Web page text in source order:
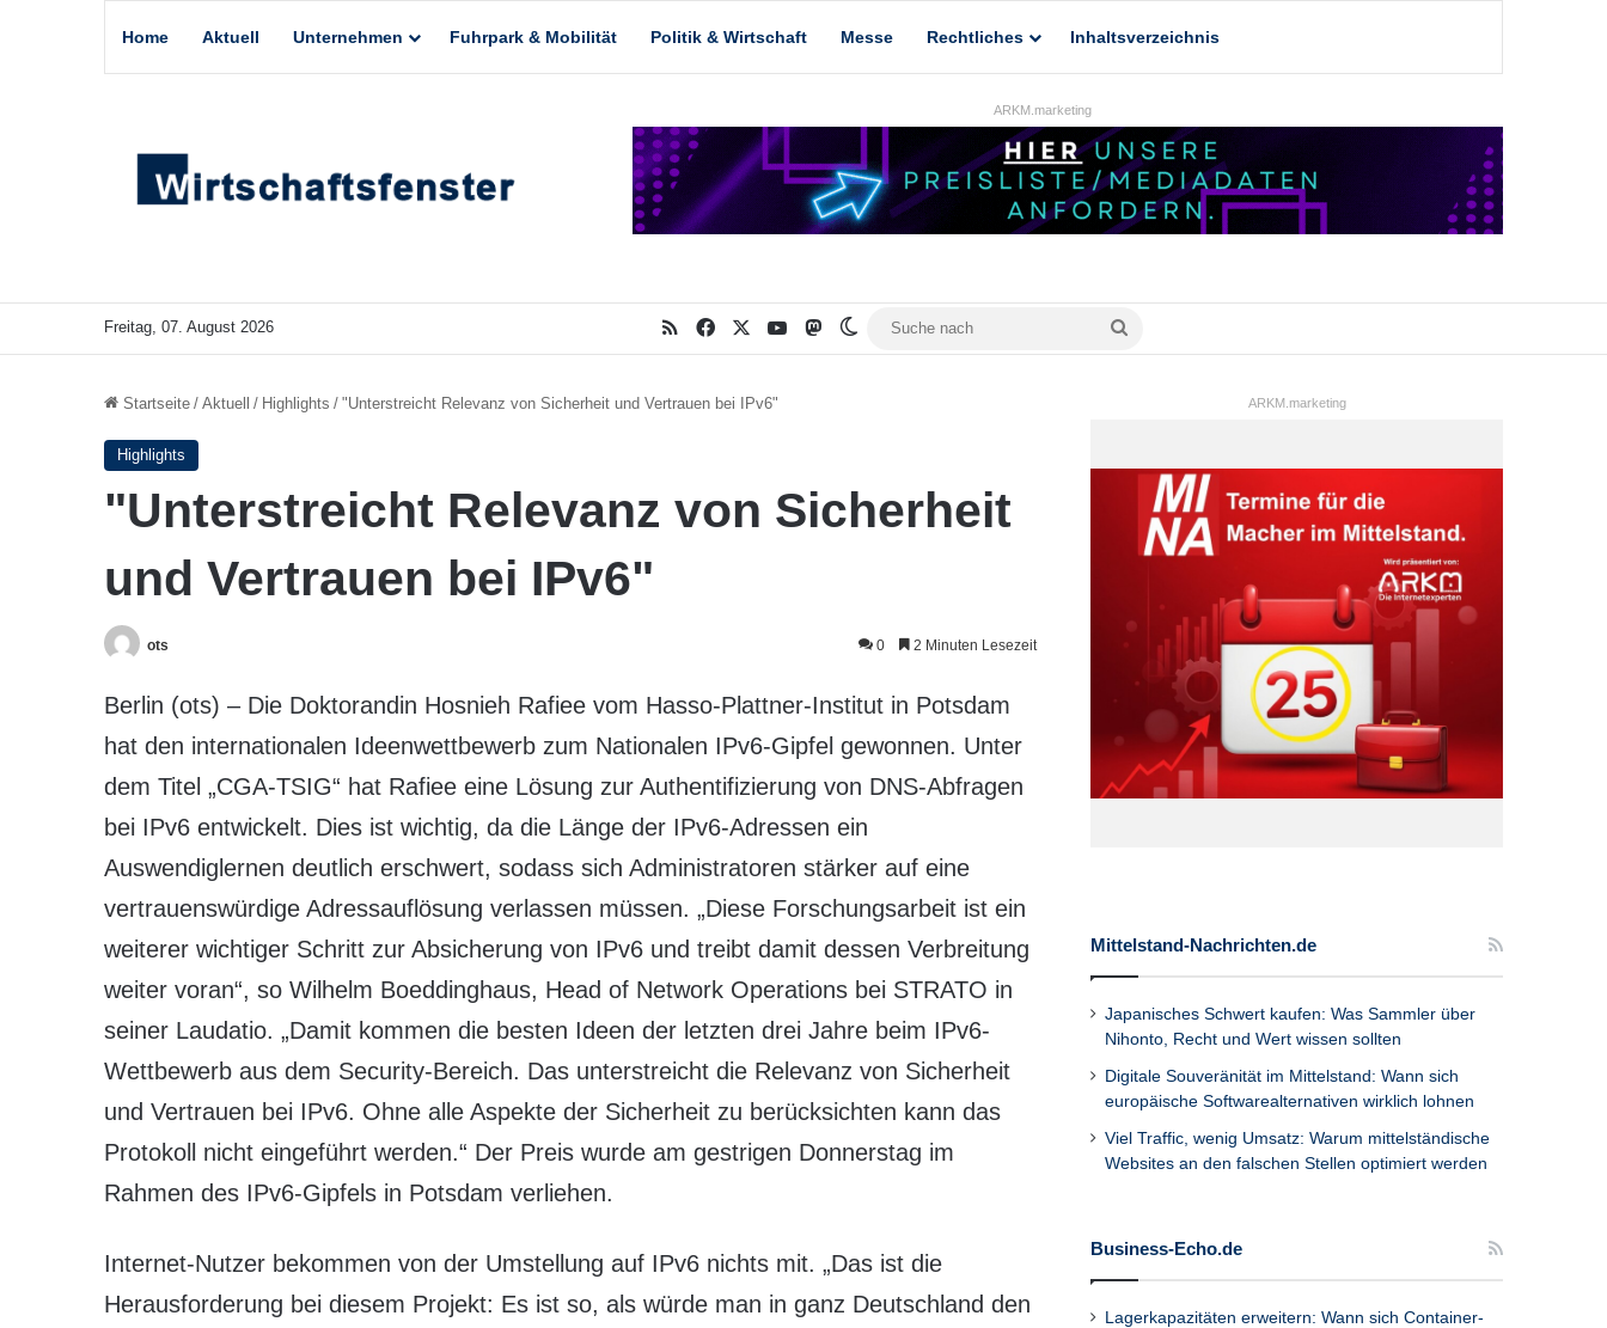
Home Aktuell Unternehmen Fuhrpark & Mobilität Politik & Wirtschaft Messe Rechtliches Inhaltsverzeichnis
ARKM.marketing
Freitag, 07. August 2026 RSS Facebook YouTubeMastodonSkin umschalten
Startseite / Aktuell / Highlights / "Unterstreicht Relevanz von Sicherheit und Vertrauen bei IPv6"
Highlights
"Unterstreicht Relevanz von Sicherheit
und Vertrauen bei IPv6"
ots 0 2 Minuten Lesezeit
Berlin (ots) – Die Doktorandin Hosnieh Rafiee vom Hasso-Plattner-Institut in Potsdam
hat den internationalen Ideenwettbewerb zum Nationalen IPv6-Gipfel gewonnen. Unter
dem Titel „CGA-TSIG“ hat Rafiee eine Lösung zur Authentifizierung von DNS-Abfragen
bei IPv6 entwickelt. Dies ist wichtig, da die Länge der IPv6-Adressen ein
Auswendiglernen deutlich erschwert, sodass sich Administratoren stärker auf eine
vertrauenswürdige Adressauflösung verlassen müssen. „Diese Forschungsarbeit ist ein
weiterer wichtiger Schritt zur Absicherung von IPv6 und treibt damit dessen Verbreitung
weiter voran“, so Wilhelm Boeddinghaus, Head of Network Operations bei STRATO in
seiner Laudatio. „Damit kommen die besten Ideen der letzten drei Jahre beim IPv6-
Wettbewerb aus dem Security-Bereich. Das unterstreicht die Relevanz von Sicherheit
und Vertrauen bei IPv6. Ohne alle Aspekte der Sicherheit zu berücksichten kann das
Protokoll nicht eingeführt werden.“ Der Preis wurde am gestrigen Donnerstag im
Rahmen des IPv6-Gipfels in Potsdam verliehen.
Internet-Nutzer bekommen von der Umstellung auf IPv6 nichts mit. „Das ist die
Herausforderung bei diesem Projekt: Es ist so, als würde man in ganz Deutschland den
ARKM.marketing
Mittelstand-Nachrichten.de
Japanisches Schwert kaufen: Was Sammler über
Nihonto, Recht und Wert wissen sollten
Digitale Souveränität im Mittelstand: Wann sich
europäische Softwarealternativen wirklich lohnen
Viel Traffic, wenig Umsatz: Warum mittelständische
Websites an den falschen Stellen optimiert werden
Business-Echo.de
Lagerkapazitäten erweitern: Wann sich Container-